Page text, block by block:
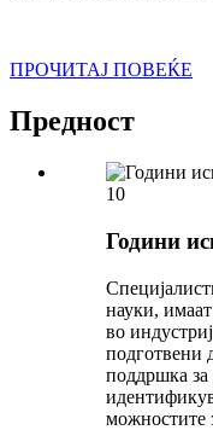
ПРОЧИТАЈ ПОВЕЌЕ
Предност
10
Години
науки,
во
подготвени
поддршка за
можностите